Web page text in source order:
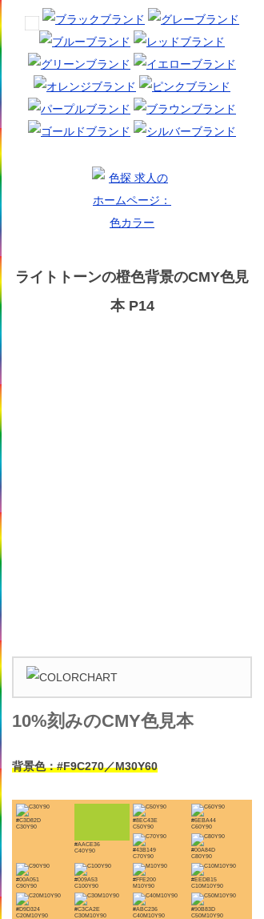
ライトトーンの橙色背景のCMY色見
本 P14
10%刻みのCMY色見本
背景色：#F9C270／M30Y60
#C3D82D
C30Y90
#AACE36
C40Y90
#8EC43E
C50Y90
#6EBA44
C60Y90
#43B149
C70Y90
#00A84D
C80Y90
#00A051
C90Y90
#009A53
C100Y90
#FFE200
M10Y90
#EEDB15
C10M10Y90
#D9D324
C20M10Y90
#C3CA2E
C30M10Y90
#ABC236
C40M10Y90
#90B83D
C50M10Y90